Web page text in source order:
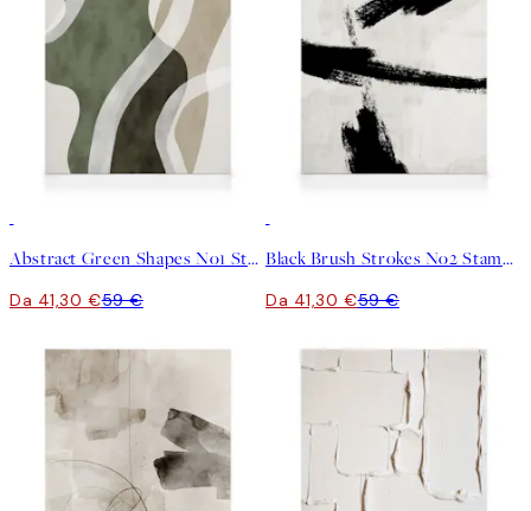
Abstract Green Shapes No1 Stampa su Tela
Da 41,30 €59 €
Black Brush Strokes No2 Stampa su Tela
Da 41,30 €59 €